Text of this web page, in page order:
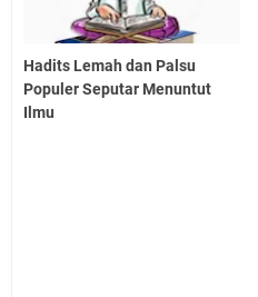
Hadits Lemah dan Palsu
Populer Seputar Menuntut
Ilmu